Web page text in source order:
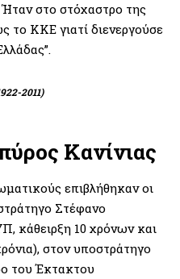
στο στόχαστρο της
το ΚΚΕ γιατί διενεργούσε
2011)
Κανίνιας
επιβλήθηκαν οι
Στέφανο
κάθειρξη 10 χρόνων και
στον υποστράτηγο
του Έκτακτου